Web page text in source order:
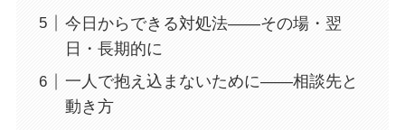
今日からできる対処法——その場・翌
日・長期的に
一人で抱え込まないために——相談先と
動き方